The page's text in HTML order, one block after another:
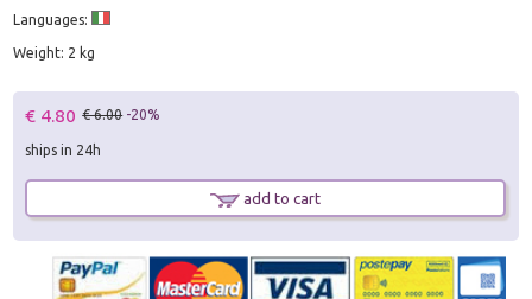
Languages:
Weight: 2 kg
€ 4.80 € 6.00 -20%
ships in 24h
add to cart